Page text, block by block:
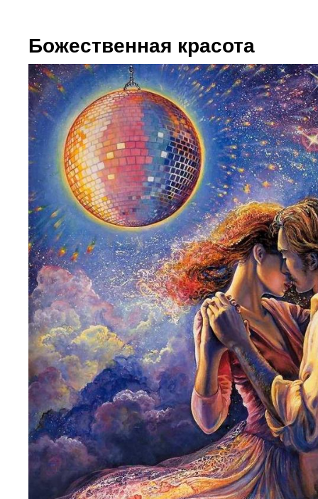
Божественная красота